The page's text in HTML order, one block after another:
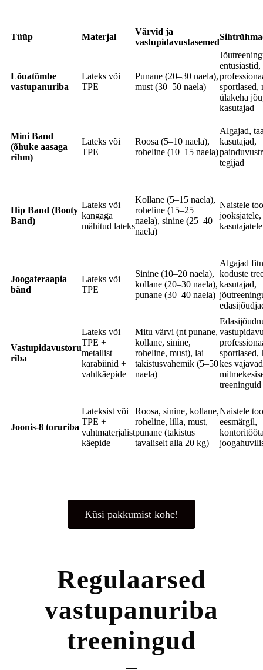
Tüüp Materjal
Värvid ja
vastupidavustasemed
Lõuatõmbe
vastupanuriba
Lateks või
TPE
Punane (20–30 naela),
must (30–50 naela)
entusiastid,
sportlased,
ülakeha
kasutajad
Mini Band
(õhuke aasaga
rihm)
Lateks või
TPE
Roosa (5–10 naela),
roheline (10–15 naela)
Algajad,
kasutajad,
tegijad
Hip Band (Booty
Band)
Lateks või
kangaga
mähitud lateks
Kollane (5–15 naela),
roheline (15–25
naela), sinine (25–40
naela)
Naistele
jooksjatele,
kasutajatele
Joogateraapia
bänd
Lateks või
TPE
Sinine (10–20 naela),
kollane (20–30 naela),
punane (30–40 naela)
Algajad
koduste
kasutajad,
Vastupidavustoru
riba
Lateks või
TPE +
metallist
karabiinid +
vahtkäepide
Mitu värvi (nt punane,
kollane, sinine,
roheline, must), lai
takistusvahemik (5–50
naela)
sportlased,
kes vajavad
treeninguid
Joonis-8 toruriba
Lateksist või
TPE +
vahtmaterjalist
käepide
Roosa, sinine, kollane,
roheline, lilla, must,
punane (takistus
tavaliselt alla 20 kg)
Naistele
eesmärgil,
Küsi pakkumist kohe!
Regulaarsed
vastupanuriba
treeningud